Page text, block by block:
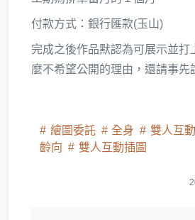
付款方式：銀行匯款(玉山)
完成之後作品默認為可展示並打
麼不希望公開的理由，還請事先
繪圖委託 全身 雙人互動
齡向
雙人互動插圖